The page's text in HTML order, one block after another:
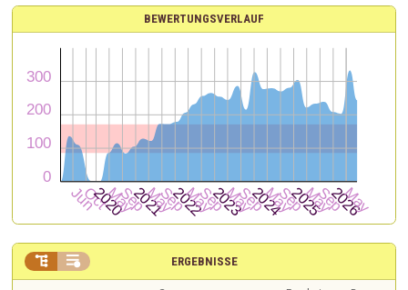
BEWERTUNGSVERLAUF
ERGEBNISSE
 